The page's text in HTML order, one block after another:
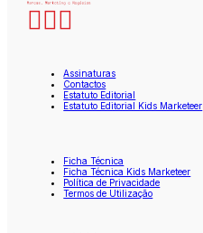
Assinaturas
Contactos
Estatuto Editorial
Estatuto Editorial Kids Marketeer
Ficha Técnica
Ficha Técnica Kids Marketeer
Política de Privacidade
Termos de Utilização